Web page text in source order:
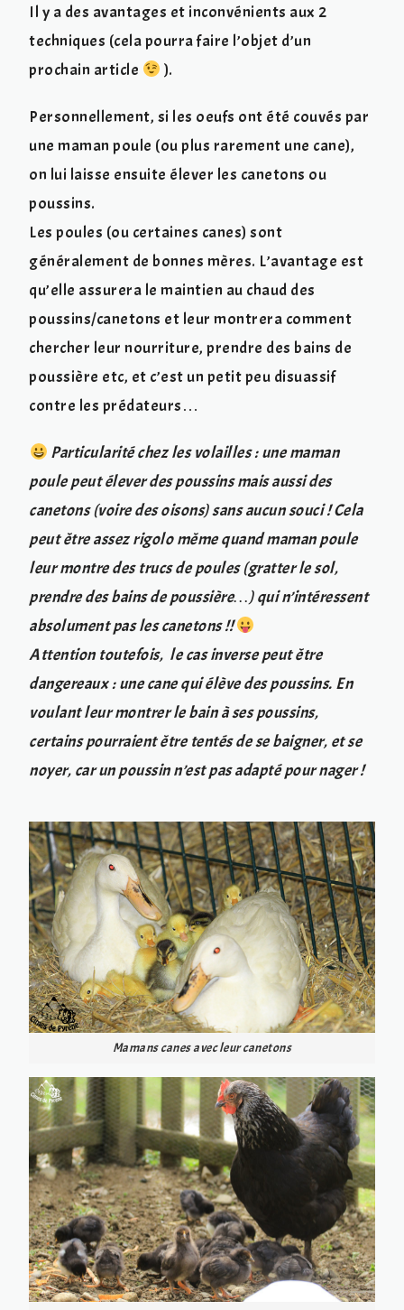
Il y a des avantages et inconvénients aux 2
techniques (cela pourra faire l’objet d’un
prochain article
).
Personnellement, si les oeufs ont été couvés par
une maman poule (ou plus rarement une cane),
on lui laisse ensuite élever les canetons ou
poussins.
Les poules (ou certaines canes) sont
généralement de bonnes mères. L’avantage est
qu’elle assurera le maintien au chaud des
poussins/canetons et leur montrera comment
chercher leur nourriture, prendre des bains de
poussière etc, et c’est un petit peu disuassif
contre les prédateurs…
Particularité chez les volailles : une maman
poule peut élever des poussins mais aussi des
canetons (voire des oisons) sans aucun souci ! Cela
peut être assez rigolo même quand maman poule
leur montre des trucs de poules (gratter le sol,
prendre des bains de poussière…) qui n’intéressent
absolument pas les canetons !!
Attention toutefois, le cas inverse peut être
dangereaux : une cane qui élève des poussins. En
voulant leur montrer le bain à ses poussins,
certains pourraient être tentés de se baigner, et se
noyer, car un poussin n’est pas adapté pour nager !
Mamans canes avec leur canetons